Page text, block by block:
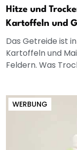
Hitze und
Kartoffeln und
Das Getreide ist
Kartoffeln und
Feldern. Was
WERBUNG